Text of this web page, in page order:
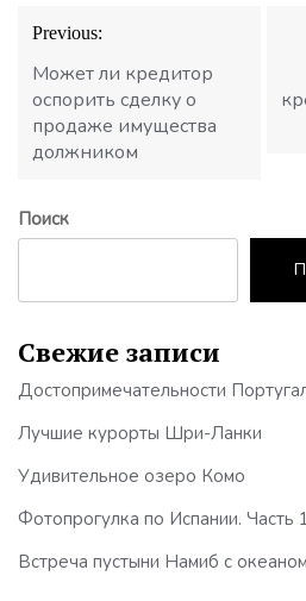
Навигация
по
записям
Previous:
Может ли кредитор
оспорить сделку о
продаже имущества
должником
Поиск
Свежие записи
Достопримечательности
Лучшие курорты Шри-Ланки
Удивительное озеро Комо
Фотопрогулка по Испании. Часть
Встреча пустыни Намиб с океаном